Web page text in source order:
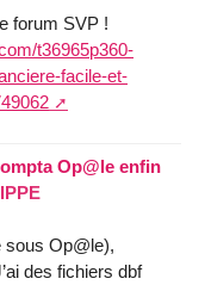
forum SVP !
t36965p360-
facile-et-
Op@le enfin
sous Op@le),
des fichiers dbf